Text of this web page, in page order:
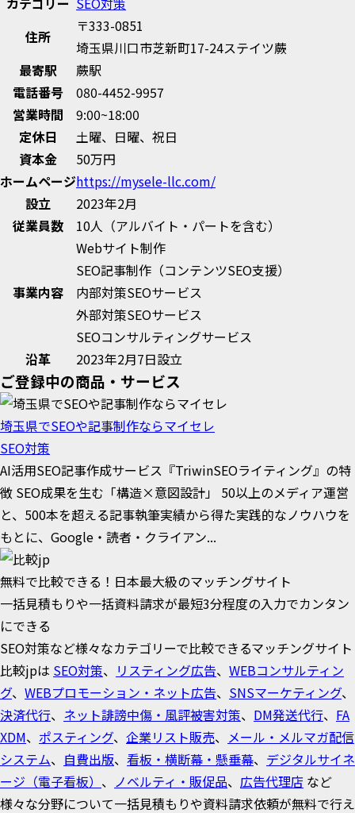
住所
〒333-0851
埼玉県川口市芝新町17-24ステイツ蕨
最寄駅
蕨駅
電話番号
080-4452-9957
営業時間
9:00~18:00
定休日
土曜、日曜、祝日
資本金
50万円
ホームページhttps://mysele-llc.com/
設立
2023年2月
従業員数
10人（アルバイト・パートを含む）
事業内容
Webサイト制作
SEO記事制作（コンテンツSEO支援）
内部対策SEOサービス
外部対策SEOサービス
SEOコンサルティングサービス
沿革
2023年2月7日設立
ご登録中の商品・サービス
埼玉県でSEOや記事制作ならマイセレ
SEO対策
AI活用SEO記事作成サービス『TriwinSEOライティング』の特
徴 SEO成果を生む「構造×意図設計」 50以上のメディア運営
と、500本を超える記事執筆実績から得た実践的なノウハウを
もとに、Google・読者・クライアン...
無料で比較できる！日本最大級のマッチングサイト
一括見積もりや一括資料請求が最短3分程度の入力でカンタン
にできる
SEO対策など様々なカテゴリーで比較できるマッチングサイト
比較jpは SEO対策、 リスティング広告、 WEBコンサルティン
グ、 WEBプロモーション・ネット広告、 SNSマーケティング、
決済代行、 ネット誹謗中傷・風評被害対策、 DM発送代行、 FA
XDM、 ポスティング、 企業リスト販売、 メール・メルマガ配信
システム、 自費出版、 看板・横断幕・懸垂幕、 デジタルサイネ
ージ（電子看板） 、 ノベルティ・販促品、 広告代理店 など
様々な分野について一括見積もりや資料請求依頼が無料で行え